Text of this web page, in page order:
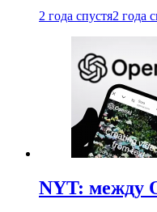
2 года спустя2 года
NYT: между